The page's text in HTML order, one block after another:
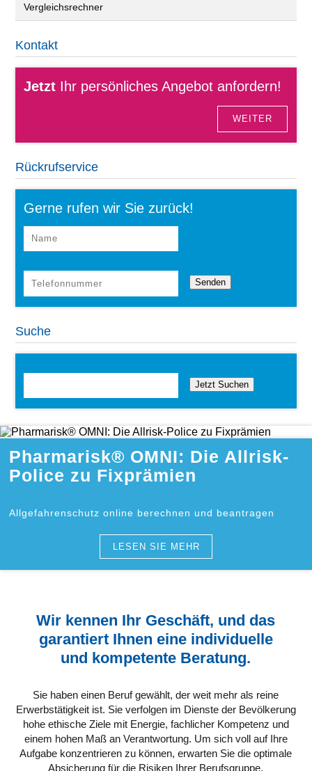
Vergleichsrechner
Kontakt
Jetzt Ihr persönliches Angebot anfordern!
WEITER
Rückrufservice
Gerne rufen wir Sie zurück!
Suche
Jetzt Suchen
Pharmarisk® OMNI: Die Allrisk-
Police zu Fixprämien
Allgefahrenschutz online berechnen und beantragen
LESEN SIE MEHR
Wir kennen Ihr Geschäft, und das
garantiert Ihnen eine individuelle
und kompetente Beratung.
Sie haben einen Beruf gewählt, der weit mehr als reine
Erwerbstätigkeit ist. Sie verfolgen im Dienste der Bevölkerung
hohe ethische Ziele mit Energie, fachlicher Kompetenz und
einem hohen Maß an Verantwortung. Um sich voll auf Ihre
Aufgabe konzentrieren zu können, erwarten Sie die optimale
Absicherung für die Risiken Ihrer Berufsgruppe.